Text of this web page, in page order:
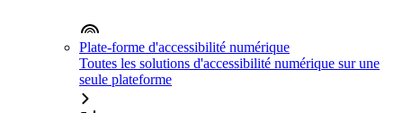
Plate-forme d'accessibilité numérique
Toutes les solutions d'accessibilité numérique sur une
seule plateforme